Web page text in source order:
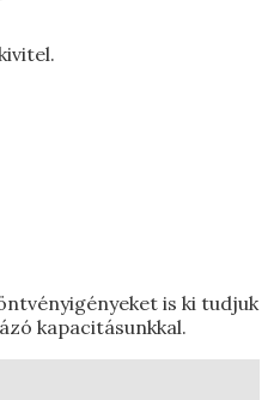
is ki tudjuk
kapacitásunkkal.